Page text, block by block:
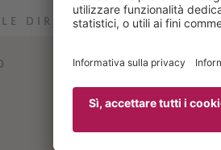
DIRCI